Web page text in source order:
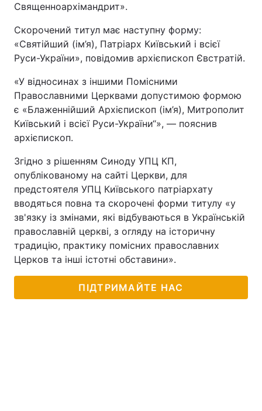
Священноархімандрит».
Скорочений титул має наступну форму:
«Святійший (ім’я), Патріарх Київський і всієї
Руси-України», повідомив архієпископ Євстратій.
«У відносинах з іншими Помісними
Православними Церквами допустимою формою
є «Блаженнійший Архієпископ (ім’я), Митрополит
Київський і всієї Руси-України“», — пояснив
архієпископ.
Згідно з рішенням Синоду УПЦ КП,
опублікованому на сайті Церкви, для
предстоятеля УПЦ Київського патріархату
вводяться повна та скорочені форми титулу «у
зв'язку із змінами, які відбуваються в Українській
православній церкві, з огляду на історичну
традицію, практику помісних православних
Церков та інші істотні обставини».
ПІДТРИМАЙТЕ НАС